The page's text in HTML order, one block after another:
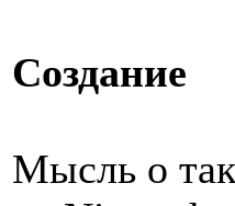
Создание
Мысль о